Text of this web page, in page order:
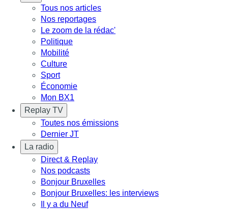
Tous nos articles
Nos reportages
Le zoom de la rédac'
Politique
Mobilité
Culture
Sport
Économie
Mon BX1
Replay TV
Toutes nos émissions
Dernier JT
La radio
Direct & Replay
Nos podcasts
Bonjour Bruxelles
Bonjour Bruxelles: les interviews
Il y a du Neuf